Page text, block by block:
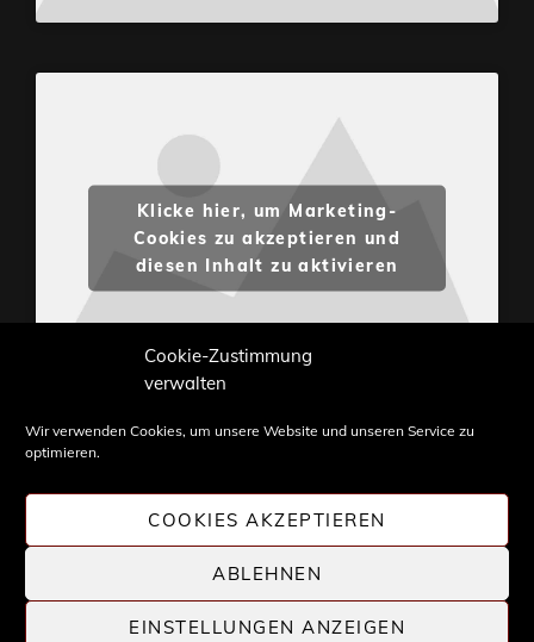
Cookie-Zustimmung
verwalten
Wir verwenden Cookies, um unsere Website und unseren Service zu
optimieren.
COOKIES AKZEPTIEREN
ABLEHNEN
EINSTELLUNGEN ANZEIGEN
Klicke hier, um Marketing-
Cookies zu akzeptieren und
diesen Inhalt zu aktivieren
Weiterverwendung nur mit Zustimmung von
STONE PROG.
COPYRIGHT © 2026 | STONE PROG| DIE WELT DES